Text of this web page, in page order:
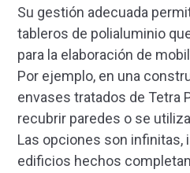
Su gestión adecuada
tableros de polialuminio
para la elaboración de
Por ejemplo, en una
envases tratados de Tetra
recubrir paredes o se
Las opciones son infinitas,
edificios hechos